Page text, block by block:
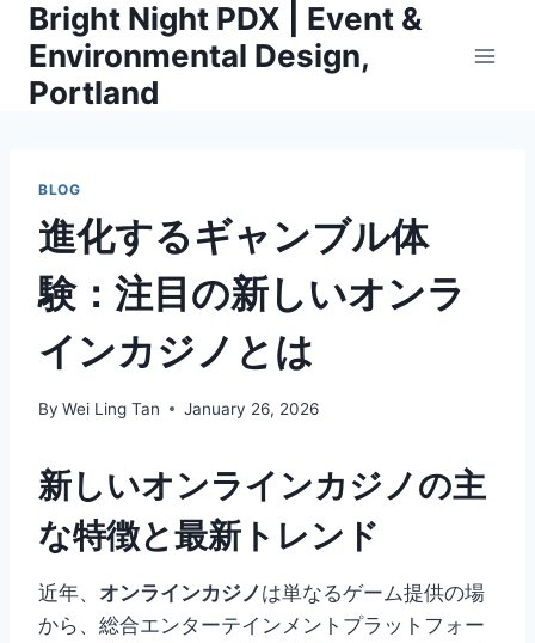
Skip
content
Bright Night PDX | Event &
Environmental Design,
Portland
BLOG
進化するギャンブル体
験：注目の新しいオンラ
インカジノとは
By Wei Ling Tan January 26, 2026
新しいオンラインカジノの主
な特徴と最新トレンド
近年、 オンラインカジノは単なるゲーム提供の場
から、総合エンターテインメントプラットフォー